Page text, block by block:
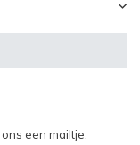
een mailtje.